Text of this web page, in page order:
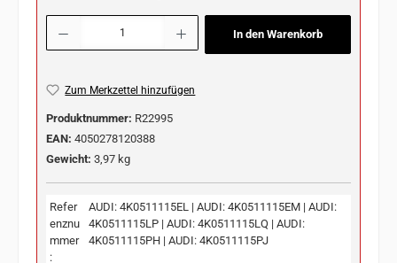
Produkt Anzahl: Gib den gewünschten Wert ein oder benutze die Schaltflächen
In den Warenkorb
Zum Merkzettel hinzufügen
Produktnummer: R22995
EAN: 4050278120388
Gewicht: 3,97 kg
Refer
enznu
mmer
:
AUDI: 4K0511115EL | AUDI: 4K0511115EM | AUDI:
4K0511115LP | AUDI: 4K0511115LQ | AUDI:
4K0511115PH | AUDI: 4K0511115PJ